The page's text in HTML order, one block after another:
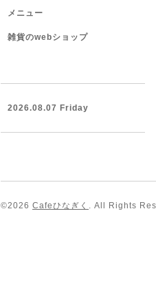
メニュー
雑貨のwebショップ
2026.08.07 Friday
©2026 Cafeひなぎく . All Rights